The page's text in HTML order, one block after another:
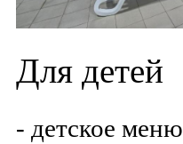
Для детей
- детское